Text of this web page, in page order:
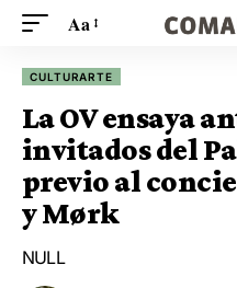
Aa
CULTURARTE
La OV ensaya
invitados del
previo al
y Mørk
NULL